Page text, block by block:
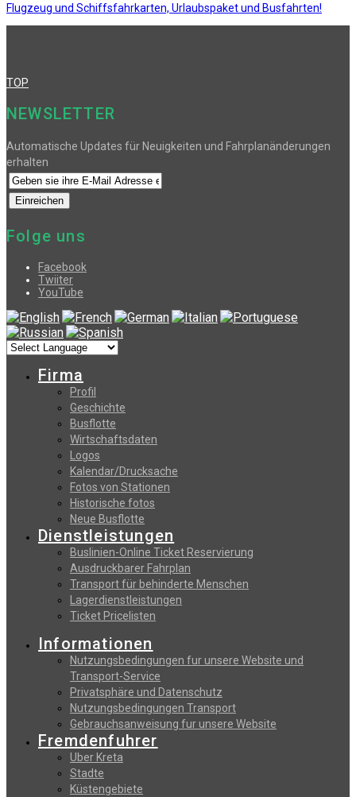
Flugzeug und Schiffsfahrkarten, Urlaubspaket und Busfahrten!
TOP
NEWSLETTER
Automatische Updates für Neuigkeiten und Fahrplanänderungen
erhalten
Folge uns
Facebook
Twiiter
YouTube
Firma
Profil
Geschichte
Busflotte
Wirtschaftsdaten
Logos
Kalendar/Drucksache
Fotos von Stationen
Historische fotos
Neue Busflotte
Dienstleistungen
Buslinien-Online Ticket Reservierung
Αusdruckbarer Fahrplan
Transport für behinderte Menschen
Lagerdienstleistungen
Ticket Pricelisten
Informationen
Nutzungsbedingungen fur unsere Website und
Transport-Service
Privatsphäre und Datenschutz
Nutzungsbedingungen Transport
Gebrauchsanweisung fur unsere Website
Fremdenfuhrer
Uber Kreta
Stadte
Küstengebiete